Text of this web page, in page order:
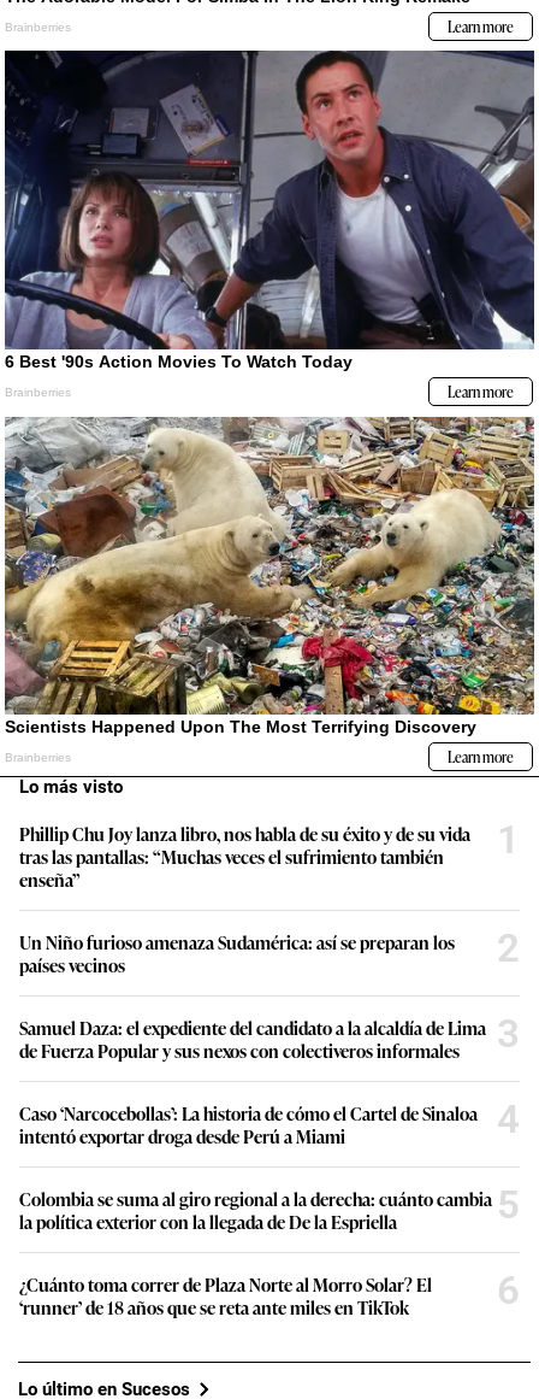
Lo más visto
Phillip Chu Joy lanza libro, nos habla de su éxito y de su vida
tras las pantallas: “Muchas veces el sufrimiento también
enseña”
1
Un Niño furioso amenaza Sudamérica: así se preparan los
países vecinos
2
Samuel Daza: el expediente del candidato a la alcaldía de Lima
de Fuerza Popular y sus nexos con colectiveros informales
3
Caso ‘Narcocebollas’: La historia de cómo el Cartel de Sinaloa
intentó exportar droga desde Perú a Miami
4
Colombia se suma al giro regional a la derecha: cuánto cambia
la política exterior con la llegada de De la Espriella
5
¿Cuánto toma correr de Plaza Norte al Morro Solar? El
‘runner’ de 18 años que se reta ante miles en TikTok
6
Lo último en Sucesos